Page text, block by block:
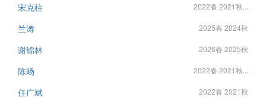
宋克柱 2022春 2021秋...
兰涛 2025春 2024秋
谢锦林 2026春 2025秋
陈旸 2022春 2021秋...
任广斌 2022春 2021秋